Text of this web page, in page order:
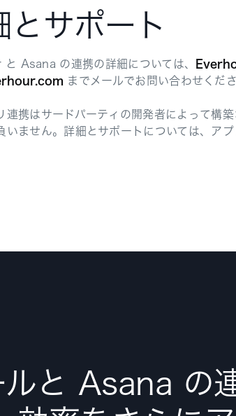
とサポート
Asana の連携の詳細については、
までメールでお問い合わせくださ
連携はサードパーティの開発者によって構
いません。詳細とサポートについては、ア
と Asana の